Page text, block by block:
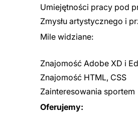
Umiejętności pracy pod
Zmysłu artystycznego i
Mile widziane:
Znajomość Adobe XD i
Znajomość HTML, CSS
Zainteresowania sportem
Oferujemy: